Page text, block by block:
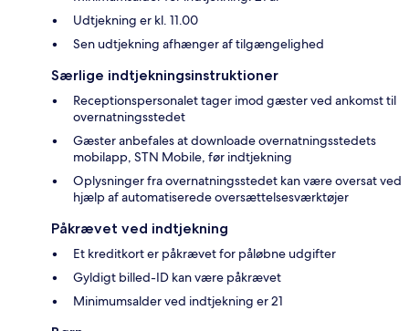
Udtjekning er kl. 11.00
Sen udtjekning afhænger af tilgængelighed
Særlige indtjekningsinstruktioner
Receptionspersonalet tager imod gæster ved ankomst til
overnatningsstedet
Gæster anbefales at downloade overnatningsstedets
mobilapp, STN Mobile, før indtjekning
Oplysninger fra overnatningsstedet kan være oversat ved
hjælp af automatiserede oversættelsesværktøjer
Påkrævet ved indtjekning
Et kreditkort er påkrævet for påløbne udgifter
Gyldigt billed-ID kan være påkrævet
Minimumsalder ved indtjekning er 21